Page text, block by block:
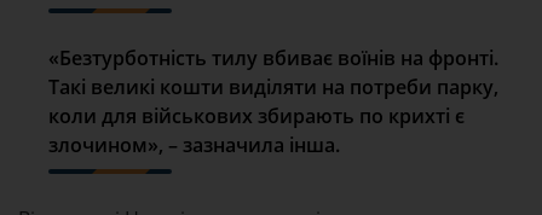
«Безтурботність тилу вбиває воїнів на фронті.
Такі великі кошти виділяти на потреби парку,
коли для військових збирають по крихті є
злочином», – зазначила інша.